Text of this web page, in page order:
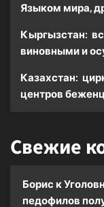
Языком мира,
Кыргызстан:
виновными и
Казахстан:
центров
Свежие
Борис к
педофилов